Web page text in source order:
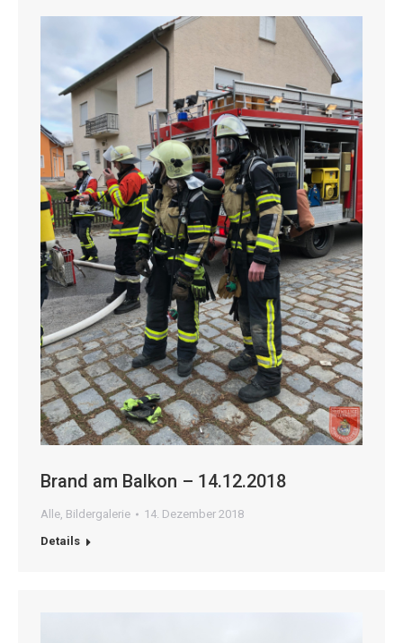
Brand am Balkon – 14.12.2018
Alle, Bildergalerie
14. Dezember 2018
Details